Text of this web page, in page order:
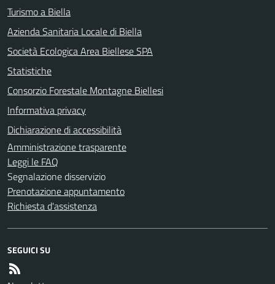
Turismo a Biella
Azienda Sanitaria Locale di Biella
Società Ecologica Area Biellese SPA
Statistiche
Consorzio Forestale Montagne Biellesi
Informativa privacy
Dichiarazione di accessibilità
Amministrazione trasparente
Leggi le FAQ
Segnalazione disservizio
Prenotazione appuntamento
Richiesta d'assistenza
SEGUICI SU